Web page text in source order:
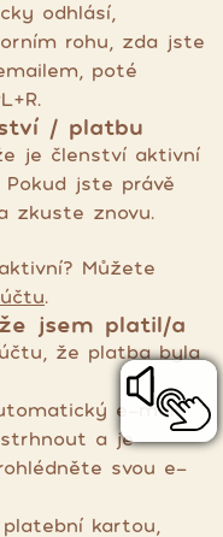
odhlásí,
rohu, zda jste
poté
/ platbu
je členství aktivní
jste právě
zkuste znovu.
Můžete
.
jsem platil/a
že platba byla
e-mail,
a je
svou e-
kartou,